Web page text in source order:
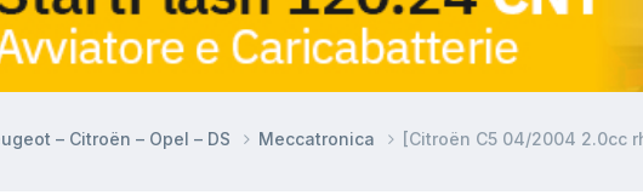
– Citroën – Opel – DS Meccatronica [Citroën C5 04/2004 2.0cc